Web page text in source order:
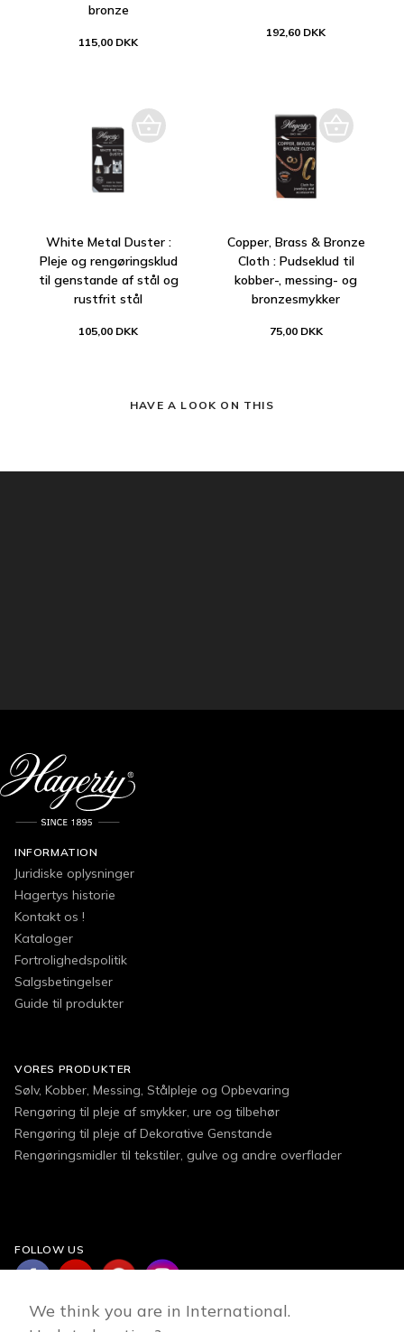
bronze
115,00 DKK
192,60 DKK
White Metal Duster :
Pleje og rengøringsklud
til genstande af stål og
rustfrit stål
105,00 DKK
Copper, Brass & Bronze
Cloth : Pudseklud til
kobber-, messing- og
bronzesmykker
75,00 DKK
HAVE A LOOK ON THIS
INFORMATION
Juridiske oplysninger
Hagertys historie
Kontakt os !
Kataloger
Fortrolighedspolitik
Salgsbetingelser
Guide til produkter
VORES PRODUKTER
Sølv, Kobber, Messing, Stålpleje og Opbevaring
Rengøring til pleje af smykker, ure og tilbehør
Rengøring til pleje af Dekorative Genstande
Rengøringsmidler til tekstiler, gulve og andre overflader
FOLLOW US
We think you are in International.